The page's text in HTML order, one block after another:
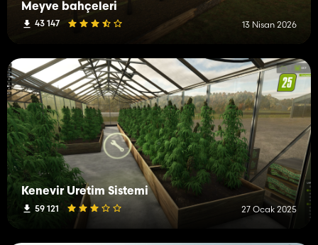
Meyve bahçeleri
43 147 13 Nisan 2026
Kenevir Üretim Sistemi
59 121 27 Ocak 2025